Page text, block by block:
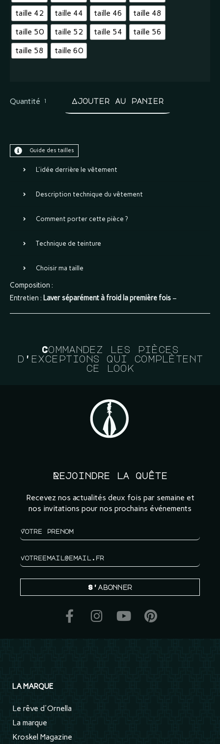
taille 42
taille 44 taille 46
taille 48
taille 50
taille 52 taille 54
taille 56
taille 58
taille 60
Quantité Ajouter au panier
Guide des tailles
L'idée derrière le vêtement
Description technique du vêtement
Comment porter cette pièce ?
Technique de teinture
Choisir ma taille
Composition :
Entretien : Laver séparément à froid la première fois –
Commandez les pièces
d'exceptions qui complètent
ce look
Rejoindre la quête
Recevez nos actualités deux fois par semaine et
nos invitations pour nos prochains événements
S'abonner
LA MARQUE
Le rêve d'Ornella
La marque
Kroskel Magazine